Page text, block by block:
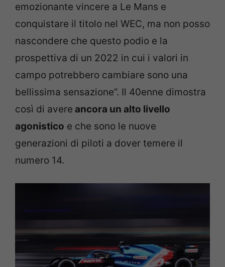
emozionante vincere a Le Mans e
conquistare il titolo nel WEC, ma non posso
nascondere che questo podio e la
prospettiva di un 2022 in cui i valori in
campo potrebbero cambiare sono una
bellissima sensazione”. Il 40enne dimostra
così di avere ancora un alto livello
agonistico e che sono le nuove
generazioni di piloti a dover temere il
numero 14.